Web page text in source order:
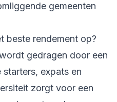
gemeenten
beste rendement op?
gedragen door een
expats en
zorgt voor een